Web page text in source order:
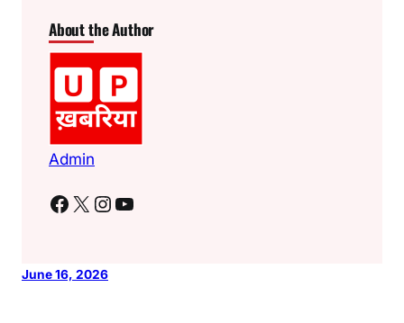
About the Author
Admin
Facebook X Instagram YouTube
June 16, 2026